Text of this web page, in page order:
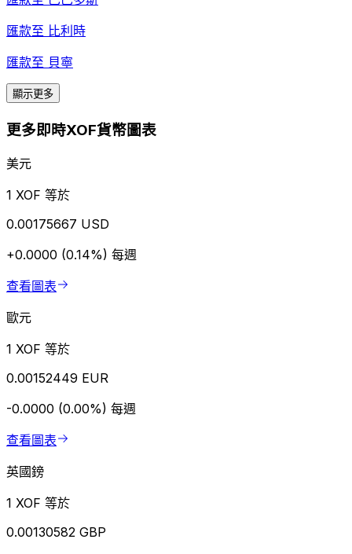
匯款至 比利時
匯款至 貝寧
顯示更多
更多即時XOF貨幣圖表
美元
1 XOF 等於
0.00175667 USD
+0.0000 (0.14%) 每週
查看圖表
歐元
1 XOF 等於
0.00152449 EUR
-0.0000 (0.00%) 每週
查看圖表
英國鎊
1 XOF 等於
0.00130582 GBP